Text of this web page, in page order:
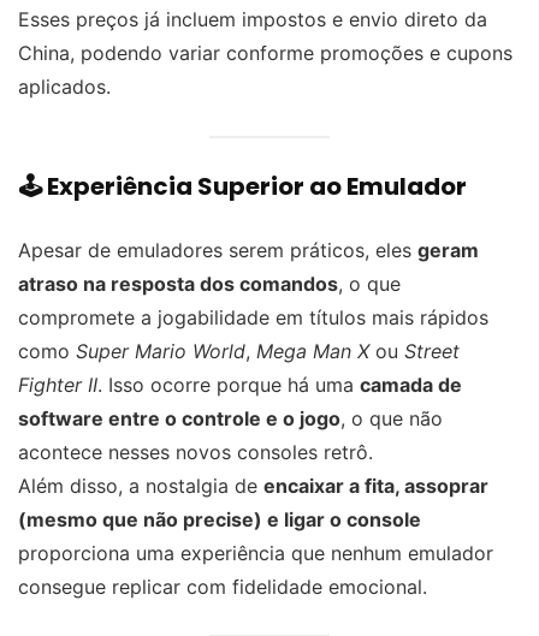
Esses preços já incluem impostos e envio direto da
China, podendo variar conforme promoções e cupons
aplicados.
🕹️ Experiência Superior ao Emulador
Apesar de emuladores serem práticos, eles geram
atraso na resposta dos comandos, o que
compromete a jogabilidade em títulos mais rápidos
como Super Mario World, Mega Man Xou Street
Fighter II. Isso ocorre porque há uma camada de
software entre o controle e o jogo, o que não
acontece nesses novos consoles retrô.
Além disso, a nostalgia de encaixar a fita, assoprar
(mesmo que não precise) e ligar o console
proporciona uma experiência que nenhum emulador
consegue replicar com fidelidade emocional.